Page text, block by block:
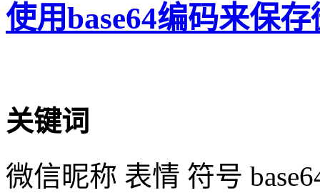
使用base64编码来保
关键词
微信昵称 表情 符号